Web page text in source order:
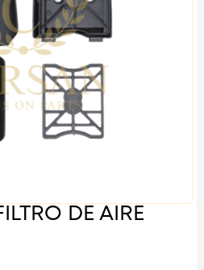
DE AIRE